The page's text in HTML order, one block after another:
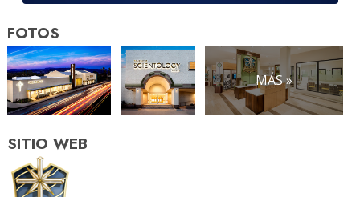
FOTOS
MÁS »
SITIO WEB